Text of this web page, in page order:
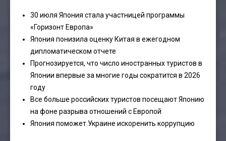
30 июля Япония стала участницей программы
«Горизонт Европа»
Япония понизила оценку Китая в ежегодном
дипломатическом отчете
Прогнозируется, что число иностранных туристов в
Японии впервые за многие годы сократится в 2026
году
Все больше российских туристов посещают Японию
на фоне разрыва отношений с Европой
Япония поможет Украине искоренить коррупцию